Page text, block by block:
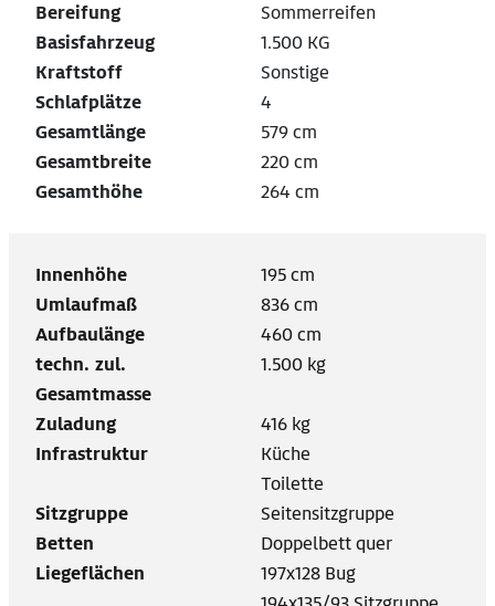
Bereifung
Sommerreifen
Basisfahrzeug
1.500 KG
Kraftstoff
Sonstige
Schlafplätze
4
Gesamtlänge
579 cm
Gesamtbreite
220 cm
Gesamthöhe
264 cm
Innenhöhe
195 cm
Umlaufmaß
836 cm
Aufbaulänge
460 cm
techn. zul.
Gesamtmasse
1.500 kg
Zuladung
416 kg
Infrastruktur
Küche
Toilette
Sitzgruppe
Seitensitzgruppe
Betten
Doppelbett quer
Liegeflächen
197x128 Bug